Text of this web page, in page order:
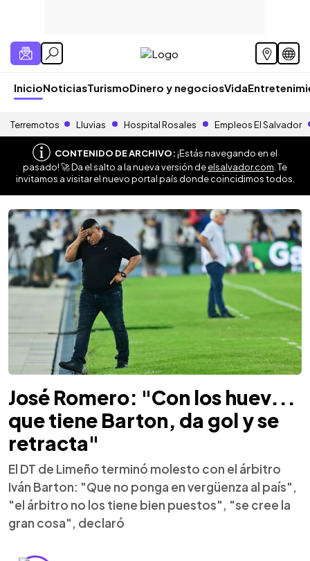
InicioNoticiasTurismoDinero y negociosVida
Terremotos Lluvias Hospital Rosales Empleos El Salvador
CONTENIDO DE ARCHIVO:¡Estás navegando en el
pasado! 🚀 Da el salto a la nueva versión deelsalvador.com . Te
invitamos a visitar el nuevo portal país donde coincidimos todos.
José Romero: "Con los huev...
que tiene Barton, da gol y se
retracta"
El DT de Limeño terminó molesto con el árbitro
Iván Barton: "Que no ponga en vergüenza al país",
"el árbitro no los tiene bien puestos", "se cree la
gran cosa", declaró